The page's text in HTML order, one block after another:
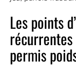
Les points
permis